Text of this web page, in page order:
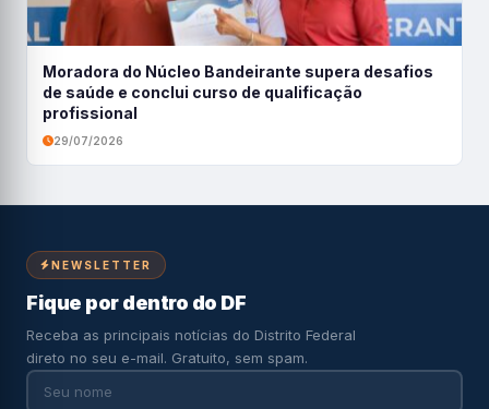
Moradora do Núcleo Bandeirante supera desafios
de saúde e conclui curso de qualificação
profissional
29/07/2026
NEWSLETTER
Fique por dentro do DF
Receba as principais notícias do Distrito Federal
direto no seu e-mail. Gratuito, sem spam.